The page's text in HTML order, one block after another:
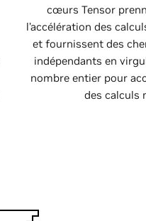
cœurs Tensor
l’accélération des
et fournissent des
indépendants en
nombre entier pour
des calculs